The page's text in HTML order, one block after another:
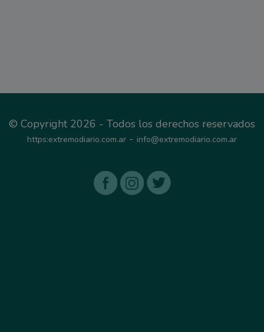
© Copyright 2026 - Todos los derechos reservados
https:extremodiario.com.ar - info@extremodiario.com.ar